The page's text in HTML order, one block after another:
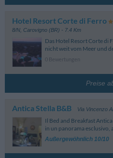
Hotel Resort Corte di Ferro
8/N Carovigno (BR) - 7.4 Km
Das Hotel Resort Corte di
nicht weit vom Meer und
0 Bewertungen
Preise
Antica Stella B&B Via Vincenzo
Il Bed and Breakfast
in un panorama esclusivo,
Außergewöhnlich 10/10